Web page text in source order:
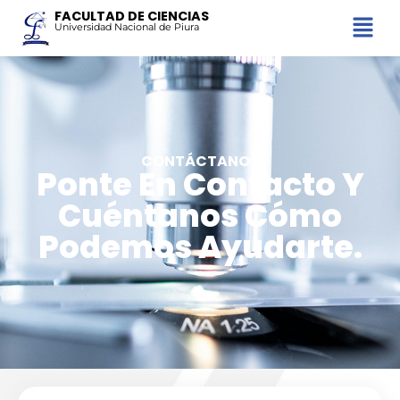
FACULTAD DE CIENCIAS
Universidad Nacional de Piura
CONTÁCTANOS
Ponte En Contacto Y
Cuéntanos Cómo
Podemos Ayudarte.